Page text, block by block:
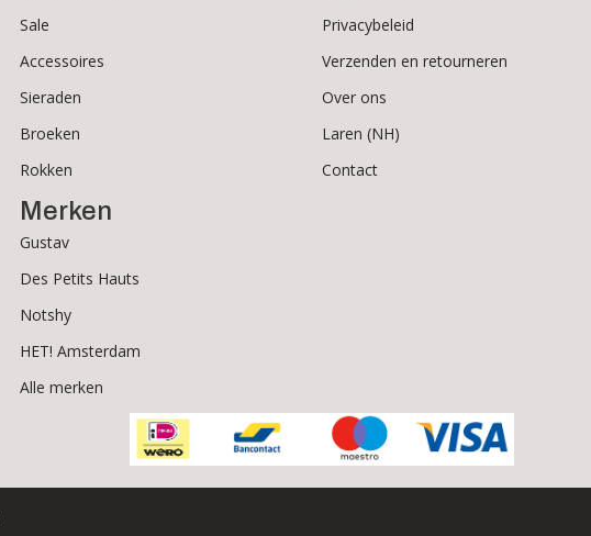
Sale
Accessoires
Sieraden
Broeken
Rokken
Merken
Gustav
Des Petits Hauts
Notshy
HET! Amsterdam
Alle merken
Privacybeleid
Verzenden en retourneren
Over ons
Laren (NH)
Contact